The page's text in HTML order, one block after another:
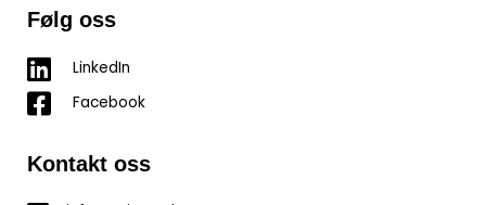
Følg oss
LinkedIn
Facebook
Kontakt oss